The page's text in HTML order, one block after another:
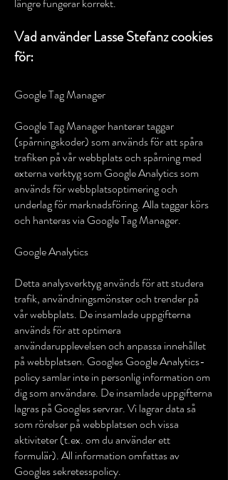
Vad använder Lasse Stefanz cookies
för:
Google Tag Manager
Google Tag Manager hanterar taggar
(spårningskoder) som används för att spåra
trafiken på vår webbplats och spårning med
externa verktyg som Google Analytics som
används för webbplatsoptimering och
underlag för marknadsföring. Alla taggar körs
och hanteras via Google Tag Manager.
Google Analytics
Detta analysverktyg används för att studera
trafik, användningsmönster och trender på
vår webbplats. De insamlade uppgifterna
används för att optimera
användarupplevelsen och anpassa innehållet
på webbplatsen. Googles Google Analytics-
policy samlar inte in personlig information om
dig som användare. De insamlade uppgifterna
lagras på Googles servrar. Vi lagrar data så
som rörelser på webbplatsen och vissa
aktiviteter (t.ex. om du använder ett
formulär). All information omfattas av
Googles sekretesspolicy.